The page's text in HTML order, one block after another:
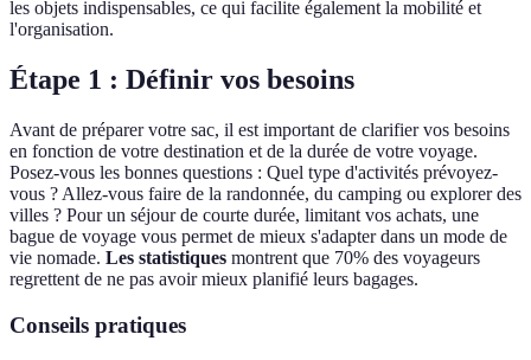
les objets indispensables, ce qui facilite également la mobilité et
l'organisation.
Étape 1 : Définir vos besoins
Avant de préparer votre sac, il est important de clarifier vos besoins
en fonction de votre destination et de la durée de votre voyage.
Posez-vous les bonnes questions : Quel type d'activités prévoyez-
vous ? Allez-vous faire de la randonnée, du camping ou explorer des
villes ? Pour un séjour de courte durée, limitant vos achats, une
bague de voyage vous permet de mieux s'adapter dans un mode de
vie nomade. Les statistiques montrent que 70% des voyageurs
regrettent de ne pas avoir mieux planifié leurs bagages.
Conseils pratiques